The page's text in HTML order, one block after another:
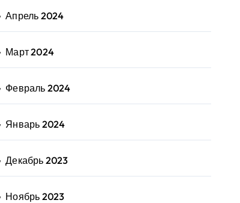
Апрель 2024
Март 2024
Февраль 2024
Январь 2024
Декабрь 2023
Ноябрь 2023